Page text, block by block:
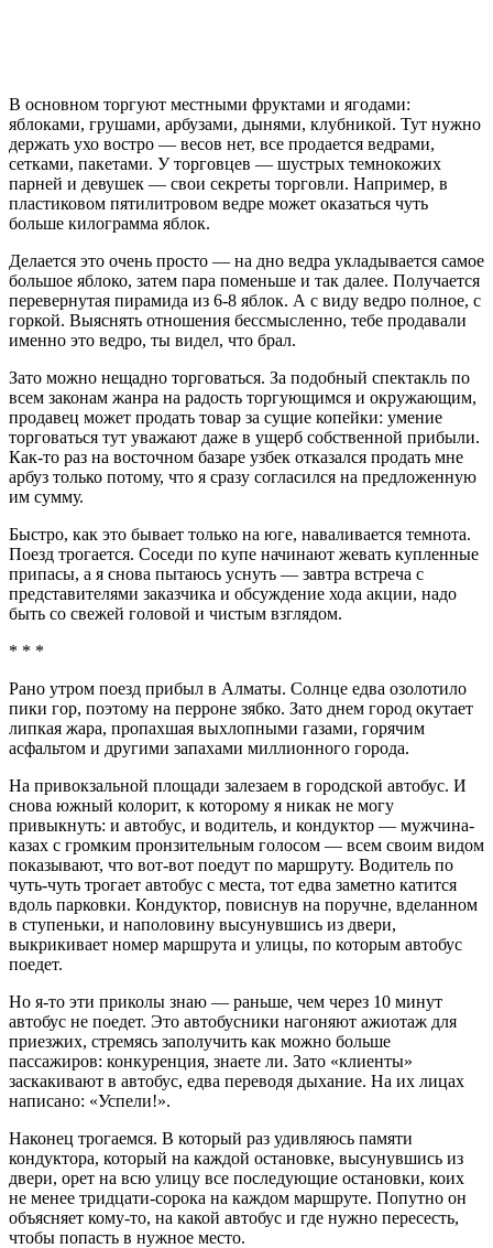
В основном торгуют местными фруктами и ягодами:
яблоками, грушами, арбузами, дынями, клубникой. Тут нужно
держать ухо востро — весов нет, все продается ведрами,
сетками, пакетами. У торговцев — шустрых темнокожих
парней и девушек — свои секреты торговли. Например, в
пластиковом пятилитровом ведре может оказаться чуть
больше килограмма яблок.
Делается это очень просто — на дно ведра укладывается самое
большое яблоко, затем пара поменьше и так далее. Получается
перевернутая пирамида из 6-8 яблок. А с виду ведро полное, с
горкой. Выяснять отношения бессмысленно, тебе продавали
именно это ведро, ты видел, что брал.
Зато можно нещадно торговаться. За подобный спектакль по
всем законам жанра на радость торгующимся и окружающим,
продавец может продать товар за сущие копейки: умение
торговаться тут уважают даже в ущерб собственной прибыли.
Как-то раз на восточном базаре узбек отказался продать мне
арбуз только потому, что я сразу согласился на предложенную
им сумму.
Быстро, как это бывает только на юге, наваливается темнота.
Поезд трогается. Соседи по купе начинают жевать купленные
припасы, а я снова пытаюсь уснуть — завтра встреча с
представителями заказчика и обсуждение хода акции, надо
быть со свежей головой и чистым взглядом.
* * *
Рано утром поезд прибыл в Алматы. Солнце едва озолотило
пики гор, поэтому на перроне зябко. Зато днем город окутает
липкая жара, пропахшая выхлопными газами, горячим
асфальтом и другими запахами миллионного города.
На привокзальной площади залезаем в городской автобус. И
снова южный колорит, к которому я никак не могу
привыкнуть: и автобус, и водитель, и кондуктор — мужчина-
казах с громким пронзительным голосом — всем своим видом
показывают, что вот-вот поедут по маршруту. Водитель по
чуть-чуть трогает автобус с места, тот едва заметно катится
вдоль парковки. Кондуктор, повиснув на поручне, вделанном
в ступеньки, и наполовину высунувшись из двери,
выкрикивает номер маршрута и улицы, по которым автобус
поедет.
Но я-то эти приколы знаю — раньше, чем через 10 минут
автобус не поедет. Это автобусники нагоняют ажиотаж для
приезжих, стремясь заполучить как можно больше
пассажиров: конкуренция, знаете ли. Зато «клиенты»
заскакивают в автобус, едва переводя дыхание. На их лицах
написано: «Успели!».
Наконец трогаемся. В который раз удивляюсь памяти
кондуктора, который на каждой остановке, высунувшись из
двери, орет на всю улицу все последующие остановки, коих
не менее тридцати-сорока на каждом маршруте. Попутно он
объясняет кому-то, на какой автобус и где нужно пересесть,
чтобы попасть в нужное место.